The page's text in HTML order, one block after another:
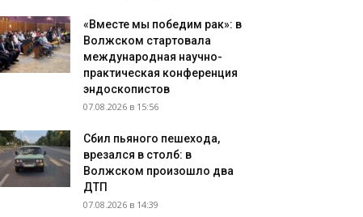
«Вместе мы победим рак»: в
Волжском стартовала
международная научно-
практическая конференция
эндоскопистов
07.08.2026 в 15:56
Сбил пьяного пешехода,
врезался в столб: в
Волжском произошло два
ДТП
07.08.2026 в 14:39